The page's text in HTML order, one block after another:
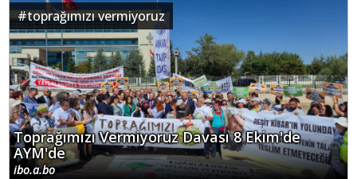
#toprağımızı vermiyoruz
Toprağımızı Vermiyoruz Davası 8 Ekim'de
AYM'de
ibo.a.bo